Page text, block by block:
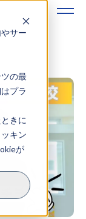
サー
の最
プラ
きに
キン
が